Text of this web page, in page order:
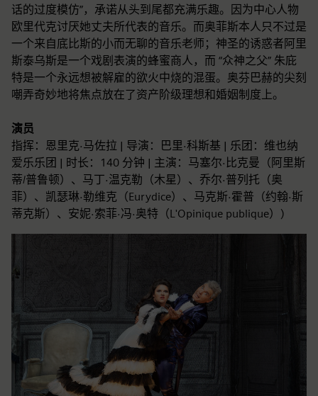
话的过度模仿”，承诺从头到尾都充满乐趣。因为中心人物
欧里代克讨厌她丈夫所代表的音乐。而奥菲斯本人只不过是
一个来自底比斯的小而无聊的音乐老师；神圣的诱惑者阿里
斯泰乌斯是一个戏剧表演的蜂蜜商人，而 “众神之父” 朱庇
特是一个永远想被解雇的欲火中烧的混蛋。奥芬巴赫的尖刻
嘲弄奇妙地将焦点放在了资产阶级理想和婚姻制度上。
演员
指挥：恩里克·马佐拉 | 导演：巴里·科斯基 | 乐团：维也纳
爱乐乐团 | 时长：140 分钟 | 主演：马塞尔·比克曼（阿里斯
蒂/普鲁顿）、马丁·温克勒（木星）、乔尔·普列托（奥
菲）、凯瑟琳·勒维克（Eurydice）、马克斯·霍普（约翰·斯
蒂克斯）、安妮·索菲·冯·奥特（L'Opinique publique）)